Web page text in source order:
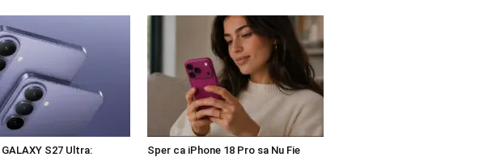
S27 Ultra:
Sper ca iPhone 18 Pro sa Nu Fie